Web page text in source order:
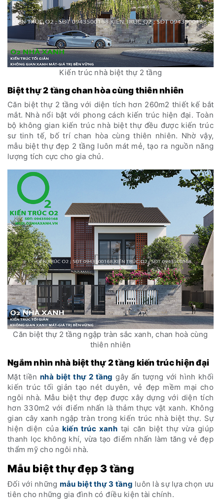
Kiến trúc nhà biệt thự 2 tầng
Biệt thự 2 tầng chan hòa cùng thiên nhiên
Căn biệt thự 2 tầng với diện tích hơn 260m2 thiết kế bắt
mắt. Nhà nổi bật với phong cách kiến trúc hiện đại. Toàn
bộ không gian kiến trúc nhà biệt thự đều được kiến trúc
sư tinh tế, bố trí chan hòa cùng thiên nhiên. Nhờ vậy,
mẫu biệt thự đẹp 2 tầng luôn mát mẻ, tạo ra nguồn năng
lượng tích cực cho gia chủ.
Căn biệt thự 2 tầng ngập tràn sắc xanh, chan hoà cùng
thiên nhiên
Ngắm nhìn nhà biệt thự 2 tầng kiến trúc hiện đại
Mặt tiềnnhà biệt thự 2 tầng gây ấn tượng với hình khối
kiến trúc tối giản tạo nét duyên, vẻ đẹp mềm mại cho
ngôi nhà. Mẫu biệt thự đẹp được xây dựng với diện tích
hơn 330m2 với điểm nhấn là thảm thực vật xanh. Không
gian cây xanh ngập tràn trong kiến trúc nhà biệt thự. Sự
hiện diện của kiến trúc xanhtại căn biệt thự vừa giúp
thanh lọc không khí, vừa tạo điểm nhấn làm tăng vẻ đẹp
thẩm mỹ cho ngôi nhà.
Mẫu biệt thự đẹp 3 tầng
Đối với những mẫu biệt thự 3 tầng luôn là sự lựa chọn ưu
tiên cho những gia đình có điều kiện tài chính.